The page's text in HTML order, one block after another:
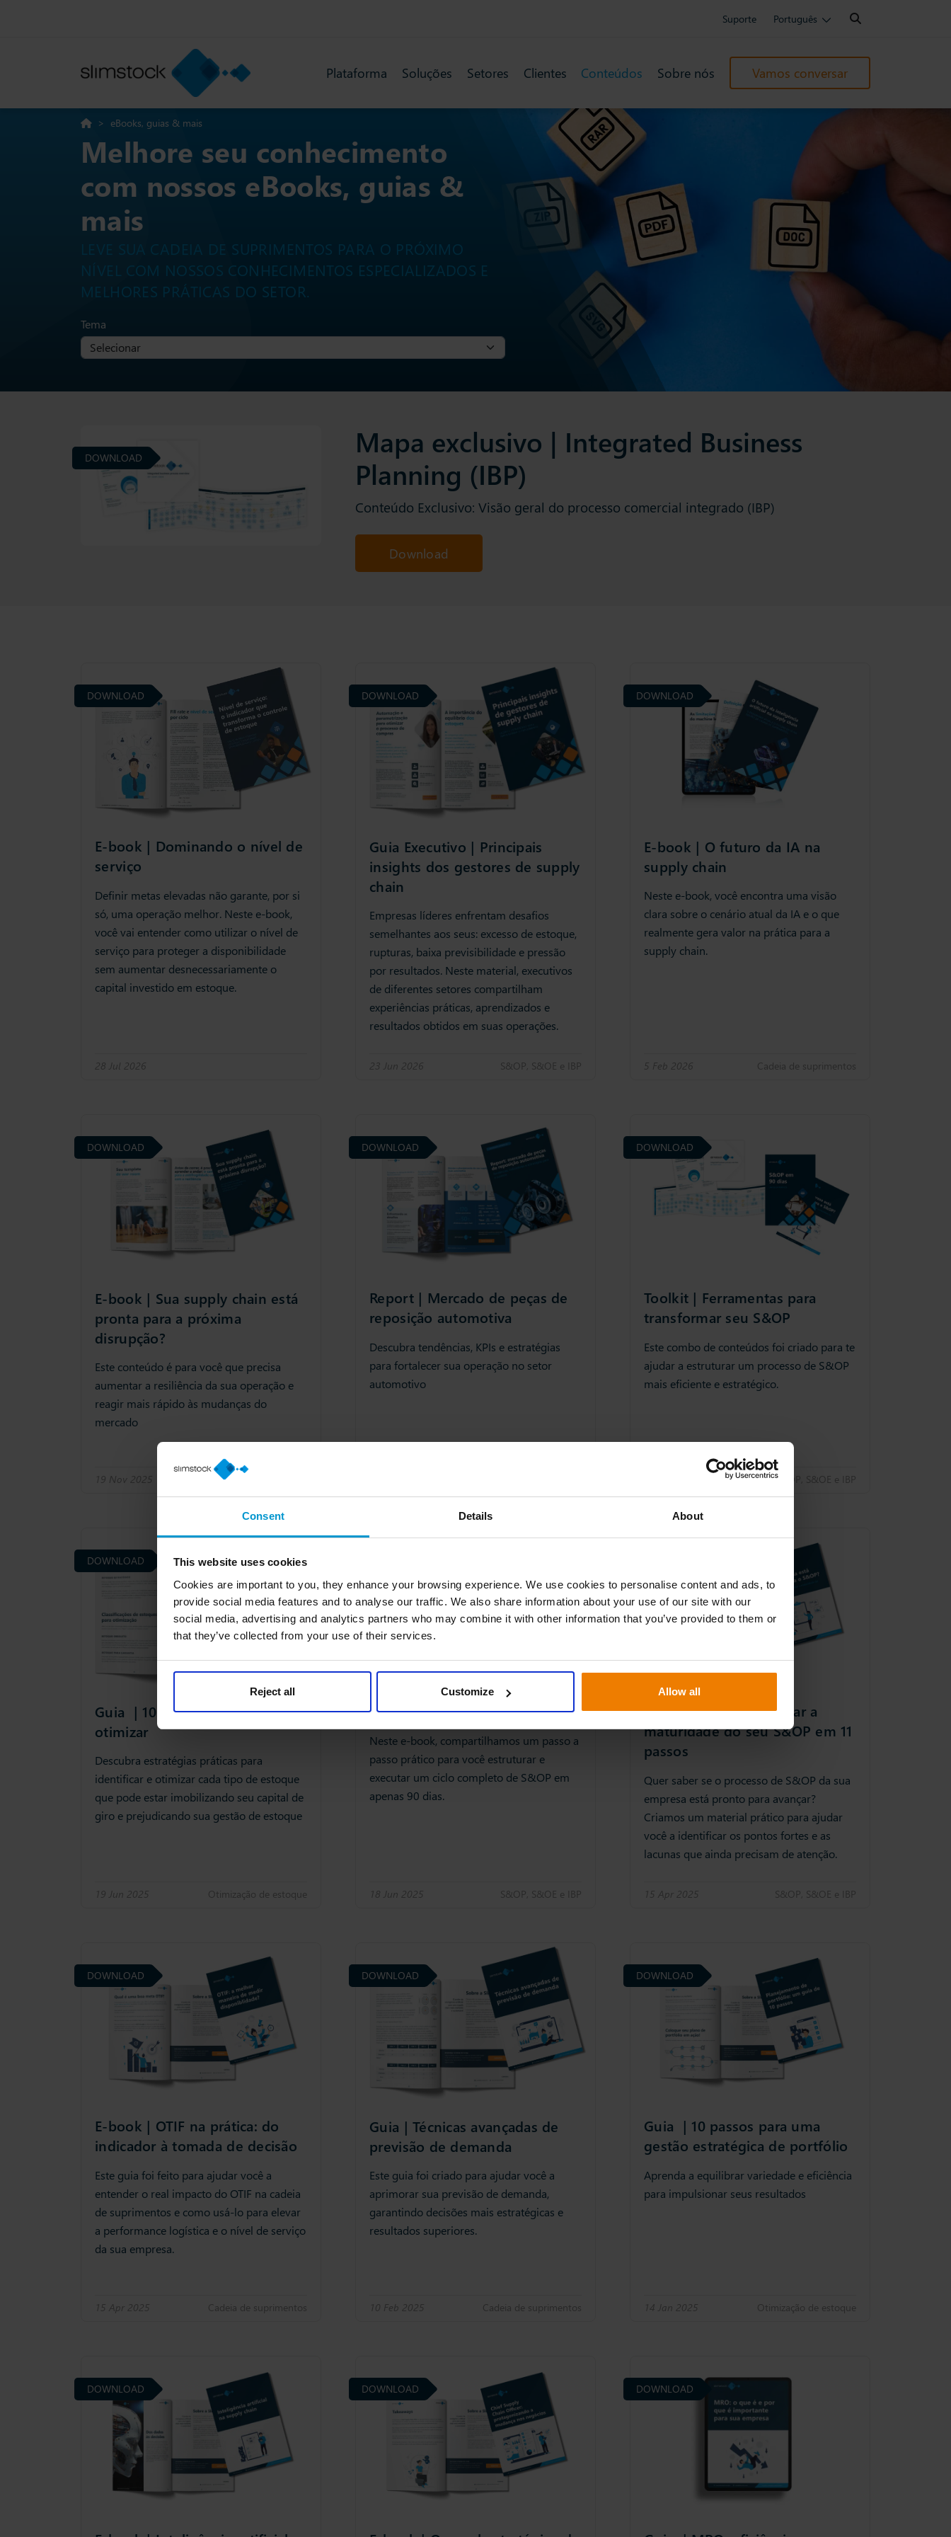
Consent Details About
This website uses cookies
Cookies are important to you, they enhance your browsing experience. We use cookies to personalise content and ads, to
provide social media features and to analyse our traffic. We also share information about your use of our site with our
social media, advertising and analytics partners who may combine it with other information that you’ve provided to them or
that they’ve collected from your use of their services.
Reject all Customize Allow all
Suporte Português
Search:
Plataforma Soluções Setores Clientes Conteúdos Sobre nós Vamos conversar
> eBooks, guias & mais
Melhore seu conhecimento
com nossos eBooks, guias &
mais
LEVE SUA CADEIA DE SUPRIMENTOS PARA O PRÓXIMO
NÍVEL COM NOSSOS CONHECIMENTOS ESPECIALIZADOS E
MELHORES PRÁTICAS DO SETOR.
Tema
Mapa exclusivo | Integrated Business
Planning (IBP)
Conteúdo Exclusivo: Visão geral do processo comercial integrado (IBP)
Download
DOWNLOAD
E-book | Dominando o nível de
serviço
Definir metas elevadas não garante, por si
só, uma operação melhor. Neste e-book,
você vai entender como utilizar o nível de
serviço para proteger a disponibilidade
sem aumentar desnecessariamente o
capital investido em estoque.
28 Jul 2026
DOWNLOAD
Guia Executivo | Principais
insights dos gestores de supply
chain
Empresas líderes enfrentam desafios
semelhantes aos seus: excesso de estoque,
rupturas, baixa previsibilidade e pressão
por resultados. Neste material, executivos
de diferentes setores compartilham
experiências práticas, aprendizados e
resultados obtidos em suas operações.
23 Jun 2026 S&OP, S&OE e IBP
DOWNLOAD
E-book | O futuro da IA na
supply chain
Neste e-book, você encontra uma visão
clara sobre o cenário atual da IA e o que
realmente gera valor na prática para a
supply chain.
5 Feb 2026 Cadeia de suprimentos
DOWNLOAD
E-book | Sua supply chain está
pronta para a próxima
disrupção?
Este conteúdo é para você que precisa
aumentar a resiliência da sua operação e
reagir mais rápido às mudanças do
mercado
19 Nov 2025 Cadeia de suprimentos
DOWNLOAD
Report | Mercado de peças de
reposição automotiva
Descubra tendências, KPIs e estratégias
para fortalecer sua operação no setor
automotivo
DOWNLOAD
Toolkit | Ferramentas para
transformar seu S&OP
Este combo de conteúdos foi criado para te
ajudar a estruturar um processo de S&OP
mais eficiente e estratégico.
S&OP, S&OE e IBP
DOWNLOAD
Guia | 10 tipos de estoque para
otimizar
Descubra estratégias práticas para
identificar e otimizar cada tipo de estoque
que pode estar imobilizando seu capital de
giro e prejudicando sua gestão de estoque
19 Jun 2025 Otimização de estoque
DOWNLOAD
Guia | S&OP em 90 dias
Neste e-book, compartilhamos um passo a
passo prático para você estruturar e
executar um ciclo completo de S&OP em
apenas 90 dias.
18 Jun 2025 S&OP, S&OE e IBP
Checklist | Como avaliar a
maturidade do seu S&OP em 11
passos
Quer saber se o processo de S&OP da sua
empresa está pronto para avançar?
Criamos um material prático para ajudar
você a identificar os pontos fortes e as
lacunas que ainda precisam de atenção.
15 Apr 2025 S&OP, S&OE e IBP
E-book | OTIF na prática: do
indicador à tomada de decisão
Este guia foi feito para ajudar você a
entender o real impacto do OTIF na cadeia
de suprimentos e como usá-lo para elevar
a performance logística e o nível de serviço
da sua empresa.
15 Apr 2025 Cadeia de suprimentos
DOWNLOAD
Guia | Técnicas avançadas de
previsão de demanda
Este guia foi criado para ajudar você a
aprimorar sua previsão de demanda,
garantindo decisões mais estratégicas e
resultados superiores.
10 Feb 2025 Cadeia de suprimentos
DOWNLOAD
Guia | 10 passos para uma
gestão estratégica de portfólio
Aprenda a equilibrar variedade e eficiência
para impulsionar seus resultados
14 Jan 2025 Otimização de estoque
DOWNLOAD
DOWNLOAD DOWNLOAD DOWNLOAD